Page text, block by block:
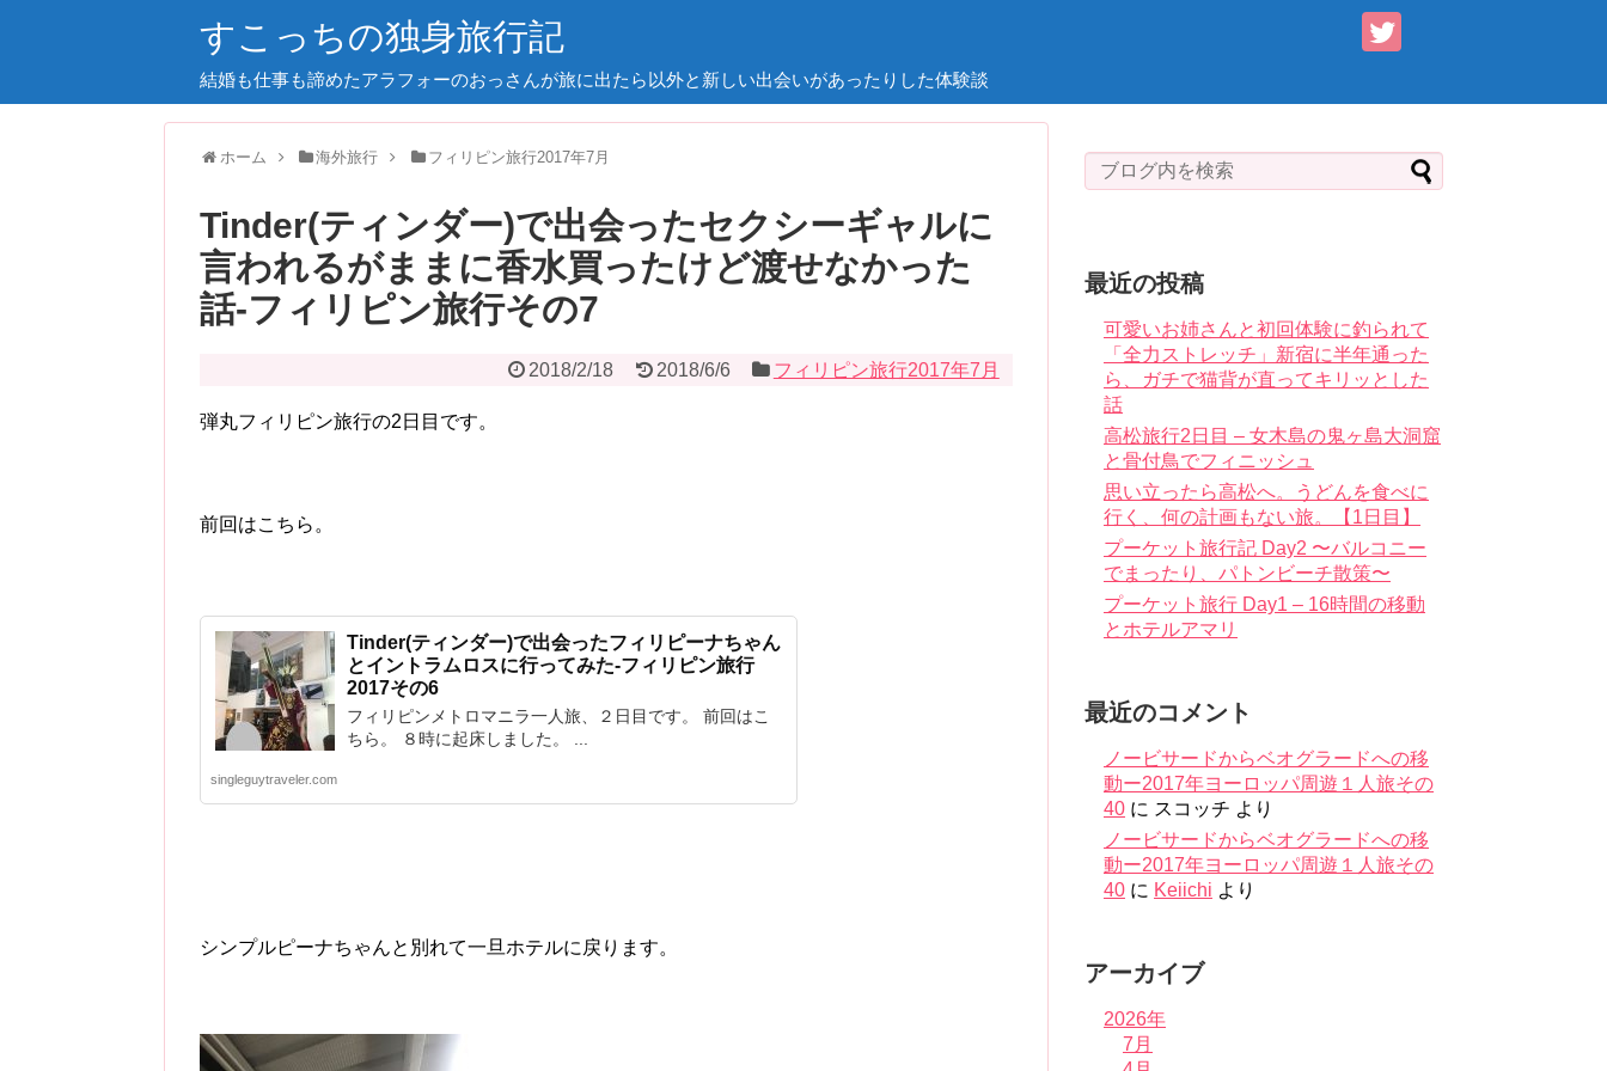
すこっちの独身旅行記
結婚も仕事も諦めたアラフォーのおっさんが旅に出たら以外と新しい出会いがあったりした体験談
ホーム 海外旅行 フィリピン旅行2017年7月
Tinder(ティンダー)で出会ったセクシーギャルに
言われるがままに香水買ったけど渡せなかった
話-フィリピン旅行その7
2018/2/18 2018/6/6 フィリピン旅行2017年7月
弾丸フィリピン旅行の2日目です。
前回はこちら。
Tinder(ティンダー)で出会ったフィリピーナちゃん
とイントラムロスに行ってみた-フィリピン旅行
2017その6
フィリピンメトロマニラ一人旅、２日目です。 前回はこ
ちら。 ８時に起床しました。 ...
singleguytraveler.com
シンプルピーナちゃんと別れて一旦ホテルに戻ります。
最近の投稿
可愛いお姉さんと初回体験に釣られて
「全力ストレッチ」新宿に半年通った
ら、ガチで猫背が直ってキリッとした
話
高松旅行2日目 – 女木島の鬼ヶ島大洞窟
と骨付鳥でフィニッシュ
思い立ったら高松へ。うどんを食べに
行く、何の計画もない旅。【1日目】
プーケット旅行記 Day2 〜バルコニー
でまったり、パトンビーチ散策〜
プーケット旅行 Day1 – 16時間の移動
とホテルアマリ
最近のコメント
ノービサードからベオグラードへの移
動ー2017年ヨーロッパ周遊１人旅その
40 に スコッチ より
ノービサードからベオグラードへの移
動ー2017年ヨーロッパ周遊１人旅その
40 に Keiichi より
アーカイブ
2026年
7月